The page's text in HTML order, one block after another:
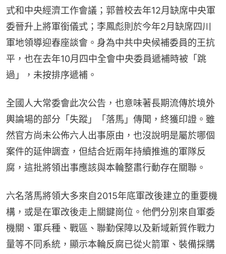
式和中央經濟工作會議；郭普校去年12月缺席中央軍
委晉升上將軍銜儀式；李鳳彪則於今年2月缺席四川
軍地領導迎春座談會。身為中共中央候補委員的王抗
平，也在去年10月四中全會中央委員遞補時被「跳
過」，未按排序遞補。
全國人大常委會此次公告，也意味著長期流傳於境外
輿論場的部分「失蹤」「落馬」傳聞，終獲印證。雖
然官方尚未公佈六人出事原由，也沒說明是屬於哪個
案件的延伸調查，但結合近兩年持續推進的軍隊反
腐，這批將領出事應該與本輪整肅行動存在關聯。
六名落馬將領大多來自2015年底軍改後建立的重要機
構，或是在軍改後走上關鍵崗位。他們分別來自軍委
機關、軍兵種、戰區、聯勤保障以及新域新質作戰力
量等不同系統，顯示本輪反腐已從火箭軍、裝備採購